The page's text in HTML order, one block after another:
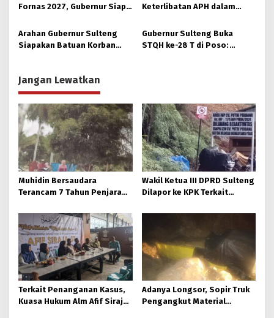
Fornas 2027, Gubernur Siap
Keterlibatan APH dalam
Arahan Gubernur Sulteng
Siapakan Batuan Korban
Distribusi
Gubernur Sulteng Buka
STQH ke-28 T di Poso:
Jangan Lewatkan
Muhidin Bersaudara
Terancam 7 Tahun Penjara
Dahlia.
Wakil Ketua III DPRD Sulteng
Dilapor ke KPK Terkait
Morowali Utara
Terkait Penanganan Kasus,
Kuasa Hukum Alm Afif Siraja
Adanya Longsor, Sopir Truk
Pengangkut Material